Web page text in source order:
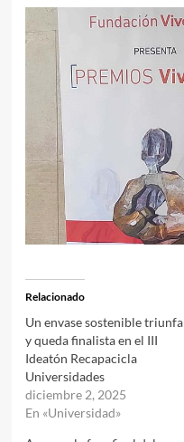
Relacionado
Un envase sostenible triunfa
y queda finalista en el III
Ideatón Recapacicla
Universidades
diciembre 2, 2025
En «Universidad»